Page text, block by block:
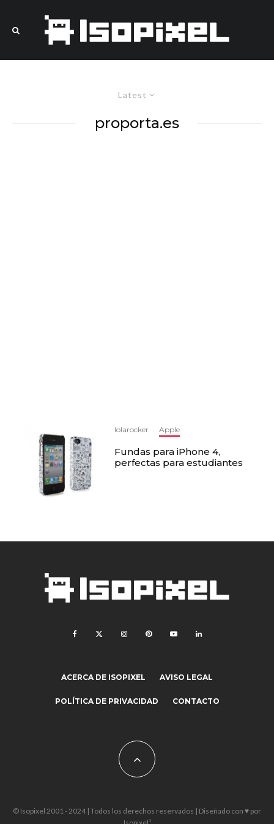
Latest
proporta.es
lolarocker · Apple
Fundas para iPhone 4,
perfectas para estudiantes
ACERCA DE ISOPIXEL AVISO LEGAL
POLÍTICA DE PRIVACIDAD CONTACTO
© Isopixel 2001 - 2024 | Todos los derechos reservados | Diseñado con ♥ por